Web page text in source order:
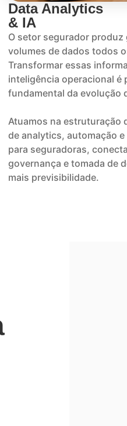
Data Analytics
& IA
O setor segurador produz
volumes de dados todos
Transformar essas
inteligência operacional é
fundamental da evolução
Atuamos na estruturação
de analytics, automação e
para seguradoras,
governança e tomada de
mais previsibilidade.